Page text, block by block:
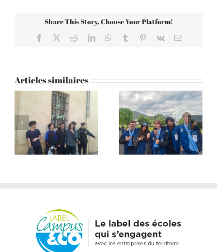
Share This Story, Choose Your Platform!
Facebook RedditLinkedInWhatsApp
Tumblr Pinterest
Vk Email
Articles similaires
Lourdes 2026 – Une
expérience
incroyable et
extraordinaire
Rencontre avec
Frère Luc de Taizé –
Tout quitter